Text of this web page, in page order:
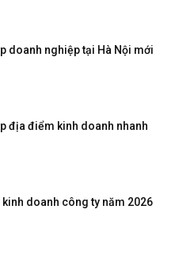
doanh nghiệp tại Hà Nội mới
địa điểm kinh doanh nhanh
kinh doanh công ty năm 2026